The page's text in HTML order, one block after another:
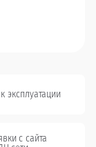
эксплуатации
с сайта